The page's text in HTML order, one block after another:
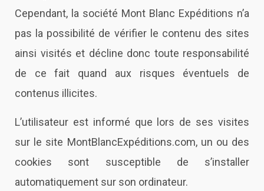
Cependant, la société Mont Blanc Expéditions n’a
pas la possibilité de vérifier le contenu des sites
ainsi visités et décline donc toute responsabilité
de ce fait quand aux risques éventuels de
contenus illicites.
L’utilisateur est informé que lors de ses visites
sur le site MontBlancExpéditions.com, un ou des
cookies sont susceptible de s’installer
automatiquement sur son ordinateur.